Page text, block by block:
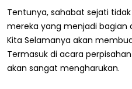
Tentunya, sahabat sejati
mereka yang menjadi bagian
Kita Selamanya akan
Termasuk di acara
akan sangat mengharukan.